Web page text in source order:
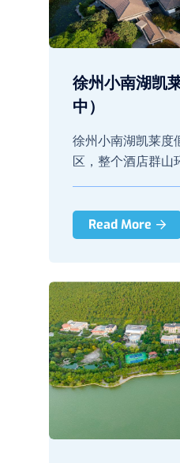
徐州小南湖凯
中）
徐州小南湖凯莱度
区，整个酒店群山
Read More